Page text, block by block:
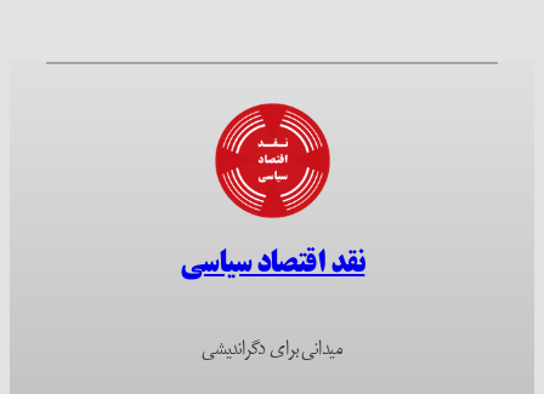
نقد اقتصاد سیاسی
میدانی برای دگراندیشی